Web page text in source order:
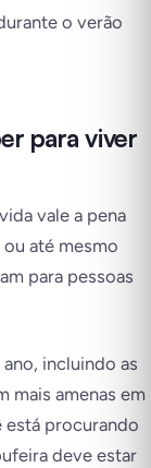
o verão
para viver
vale a pena
até mesmo
para pessoas
incluindo as
mais amenas em
está procurando
deve estar